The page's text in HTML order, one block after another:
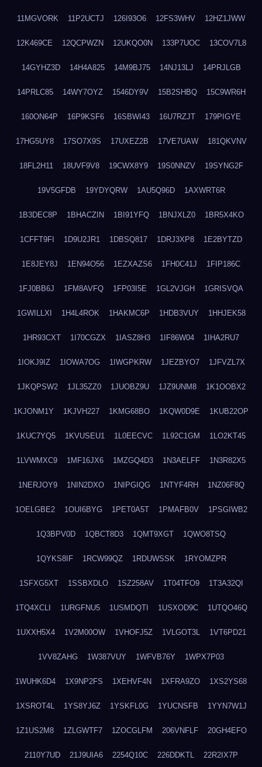
11MGVORK 11P2UCTJ 126I93O6 12FS3WHV 12HZ1JWW
12K469CE 12QCPWZN 12UKQO0N 133P7UOC 13COV7L8
14GYHZ3D 14H4A825 14M9BJ75 14NJ13LJ 14PRJLGB
14PRLC85 14WY7OYZ 1546DY9V 15B2SHBQ 15C9WR6H
160ON64P 16P9KSF6 16SBWI43 16U7RZJT 179PIGYE
17HG5UY8 17SO7X9S 17UXEZ2B 17VE7UAW 181QKVNV
18FL2H11 18UVF9V8 19CWX8Y9 19S0NNZV 19SYNG2F
19V5GFDB 19YDYQRW 1AU5Q96D 1AXWRT6R
1B3DEC8P 1BHACZIN 1BI91YFQ 1BNJXLZ0 1BR5X4KO
1CFFT9FI 1D9U2JR1 1DBSQ817 1DRJ3XP8 1E2BYTZD
1E8JEY8J 1EN94O56 1EZXAZS6 1FH0C41J 1FIP186C
1FJ0BB6J 1FM8AVFQ 1FP03I5E 1GL2VJGH 1GRISVQA
1GWILLXI 1H4L4ROK 1HAKMC6P 1HDB3VUY 1HHJEK58
1HR93CXT 1I70CGZX 1IASZ8H3 1IF86W04 1IHA2RU7
1IOKJ9IZ 1IOWA7OG 1IWGPKRW 1JEZBYO7 1JFVZL7X
1JKQPSW2 1JL35ZZ0 1JUOBZ9U 1JZ9UNM8 1K1OOBX2
1KJONM1Y 1KJVH227 1KMG68BO 1KQW0D9E 1KUB22OP
1KUC7YQ5 1KVUSEU1 1L0EECVC 1L92C1GM 1LO2KT45
1LVWMXC9 1MF16JX6 1MZGQ4D3 1N3AELFF 1N3R82X5
1NERJOY9 1NIN2DXO 1NIPGIQG 1NTYF4RH 1NZ06F8Q
1OELGBE2 1OUI6BYG 1PET0A5T 1PMAFB0V 1PSGIWB2
1Q3BPV0D 1QBCT8D3 1QMT9XGT 1QWO8TSQ
1QYKS8IF 1RCW99QZ 1RDUWSSK 1RYOMZPR
1SFXG5XT 1SSBXDLO 1SZ258AV 1T04TFO9 1T3A32QI
1TQ4XCLI 1URGFNU5 1USMDQTI 1USXOD9C 1UTQO46Q
1UXXH5X4 1V2M00OW 1VHOFJ5Z 1VLGOT3L 1VT6PD21
1VV8ZAHG 1W387VUY 1WFVB76Y 1WPX7P03
1WUHK6D4 1X9NP2FS 1XEHVF4N 1XFRA9ZO 1XS2YS68
1XSROT4L 1YS8YJ6Z 1YSKFL0G 1YUCNSFB 1YYN7W1J
1Z1US2M8 1ZLGWTF7 1ZOCGLFM 206VNFLF 20GH4EFO
2110Y7UD 21J9UIA6 2254Q10C 226DDKTL 22R2IX7P